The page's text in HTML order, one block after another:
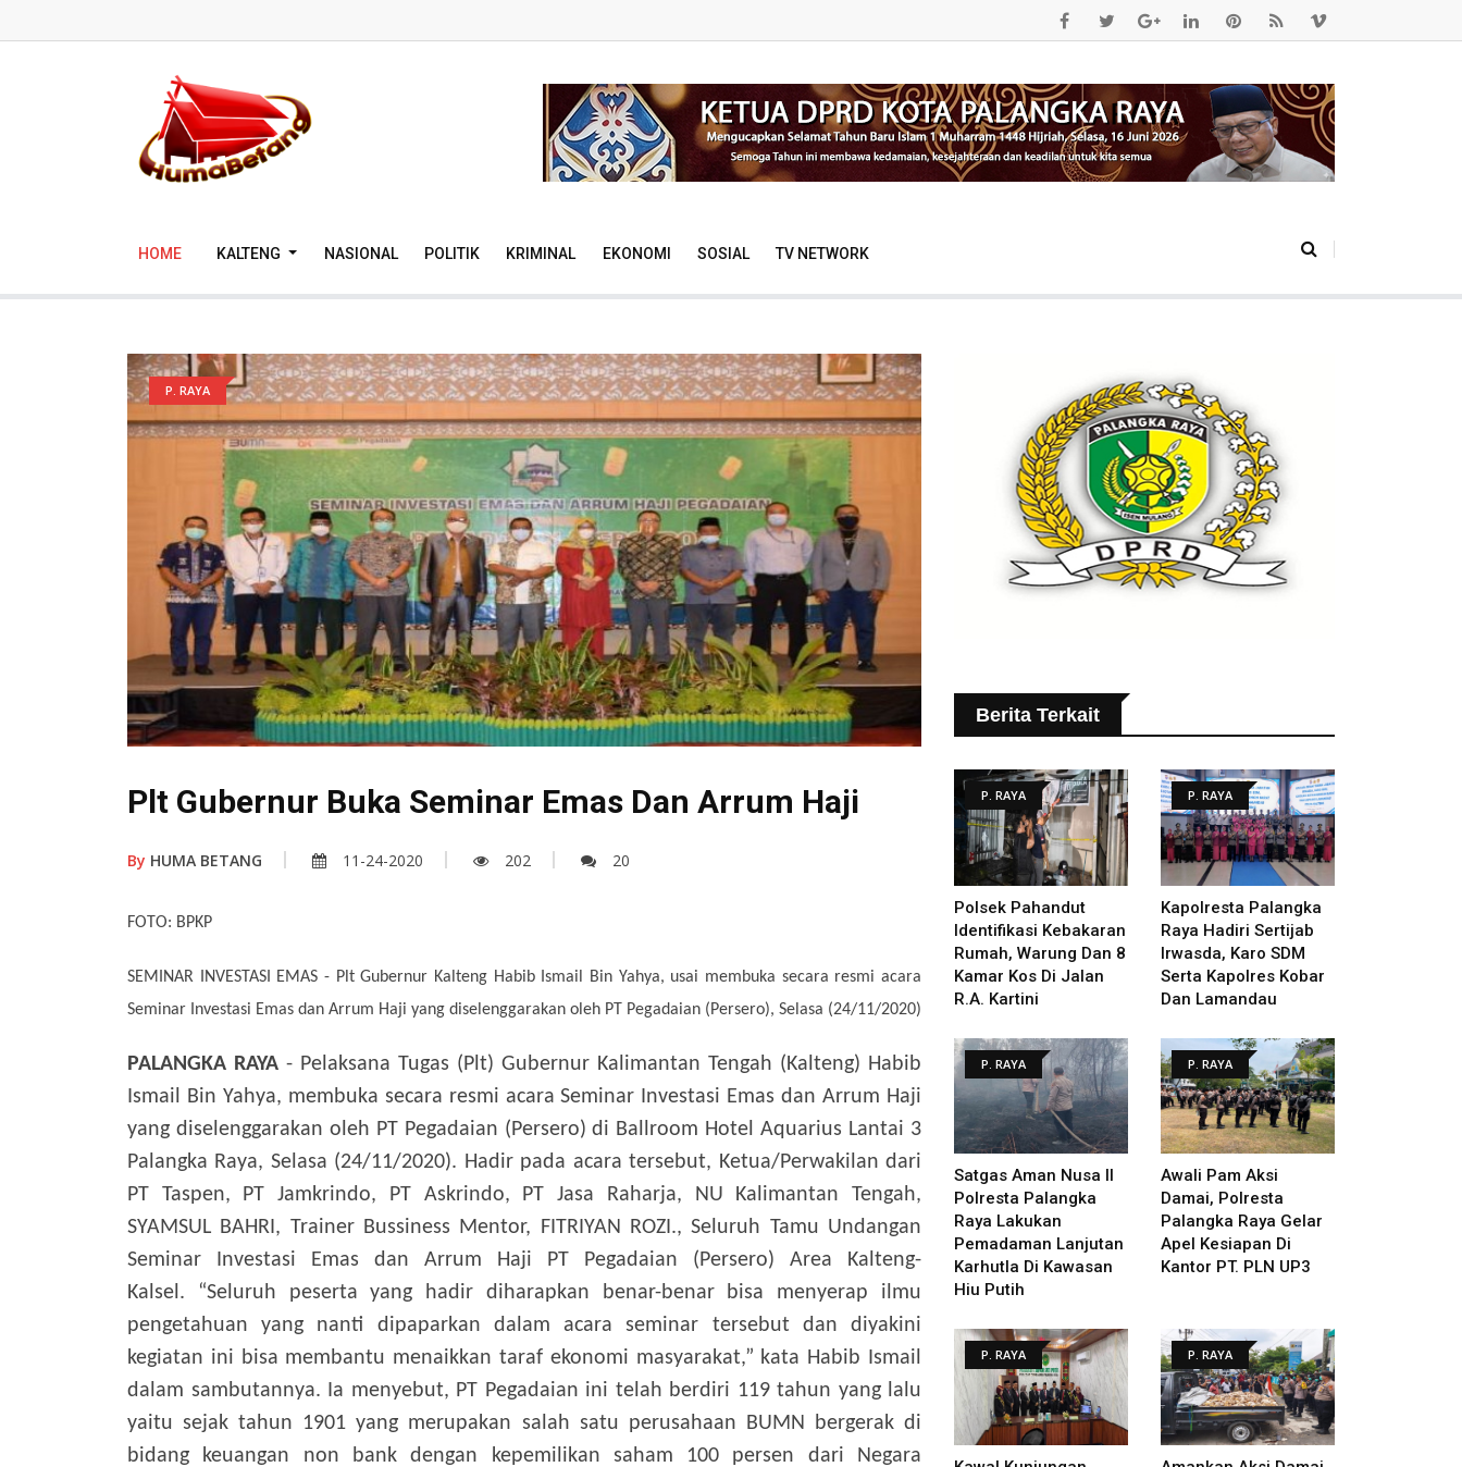
HOME KALTENG NASIONAL POLITIK KRIMINAL EKONOMI SOSIAL TV NETWORK
P. RAYA
Plt Gubernur Buka Seminar Emas Dan Arrum Haji
By HUMA BETANG 11-24-2020 202 20
FOTO: BPKP
SEMINAR INVESTASI EMAS - Plt Gubernur Kalteng Habib Ismail Bin Yahya, usai membuka secara resmi acara
Seminar Investasi Emas dan Arrum Haji yang diselenggarakan oleh PT Pegadaian (Persero), Selasa (24/11/2020)
PALANGKA RAYA - Pelaksana Tugas (Plt) Gubernur Kalimantan Tengah (Kalteng) Habib
Ismail Bin Yahya, membuka secara resmi acara Seminar Investasi Emas dan Arrum Haji
yang diselenggarakan oleh PT Pegadaian (Persero) di Ballroom Hotel Aquarius Lantai 3
Palangka Raya, Selasa (24/11/2020). Hadir pada acara tersebut, Ketua/Perwakilan dari
PT Taspen, PT Jamkrindo, PT Askrindo, PT Jasa Raharja, NU Kalimantan Tengah,
SYAMSUL BAHRI, Trainer Bussiness Mentor, FITRIYAN ROZI., Seluruh Tamu Undangan
Seminar Investasi Emas dan Arrum Haji PT Pegadaian (Persero) Area Kalteng-
Kalsel.
“Seluruh peserta yang hadir diharapkan benar-benar bisa menyerap ilmu
pengetahuan yang nanti dipaparkan dalam acara seminar tersebut dan diyakini
kegiatan ini bisa membantu menaikkan taraf ekonomi masyarakat,” kata Habib Ismail
dalam sambutannya. Ia menyebut, PT Pegadaian ini telah berdiri 119 tahun yang lalu
yaitu sejak tahun 1901 yang merupakan salah satu perusahaan BUMN bergerak di
bidang keuangan non bank dengan kepemilikan saham 100 persen dari Negara
Berita Terkait
P. RAYA
Polsek Pahandut
Identifikasi Kebakaran
Rumah, Warung Dan 8
Kamar Kos Di Jalan
R.A. Kartini
P. RAYA
Kapolresta Palangka
Raya Hadiri Sertijab
Irwasda, Karo SDM
Serta Kapolres Kobar
Dan Lamandau
P. RAYA
Satgas Aman Nusa II
Polresta Palangka
Raya Lakukan
Pemadaman Lanjutan
Karhutla Di Kawasan
Hiu Putih
P. RAYA
Awali Pam Aksi
Damai, Polresta
Palangka Raya Gelar
Apel Kesiapan Di
Kantor PT. PLN UP3
P. RAYA P. RAYA